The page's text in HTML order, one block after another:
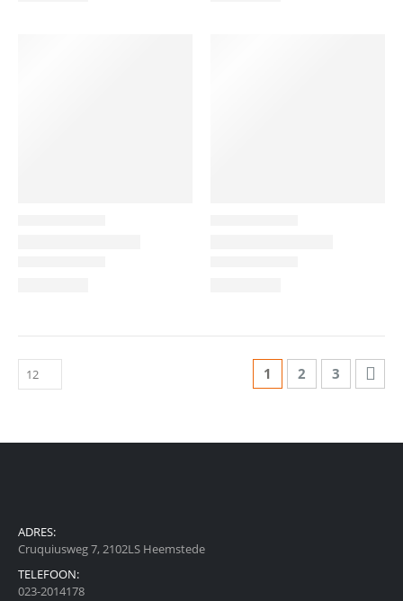
1 2 3
ADRES:
Cruquiusweg 7, 2102LS Heemstede
TELEFOON:
023-2014178